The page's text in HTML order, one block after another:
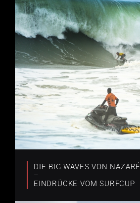
DIE BIG WAVES VON NAZARÉ
–
EINDRÜCKE VOM SURFCUP